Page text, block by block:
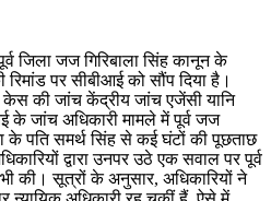
जिला जज गिरिबाला सिंह कानून के
पर सीबीआई को सौंप दिया है।
की जांच केंद्रीय जांच एजेंसी यानि
के जांच अधिकारी मामले में पूर्व जज
के पति समर्थ सिंह से कई घंटों की पूछताछ
द्वारा उनपर उठे एक सवाल पर पूर्व
भी की। सूत्रों के अनुसार, अधिकारियों ने